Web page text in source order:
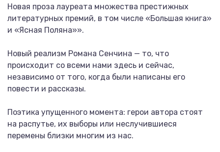
Новая проза лауреата множества престижных
литературных премий, в том числе «Большая книга»
и «Ясная Поляна»».
Новый реализм Романа Сенчина — то, что
происходит со всеми нами здесь и сейчас,
независимо от того, когда были написаны его
повести и рассказы.
Поэтика упущенного момента: герои автора стоят
на распутье, их выборы или неслучившиеся
перемены близки многим из нас.